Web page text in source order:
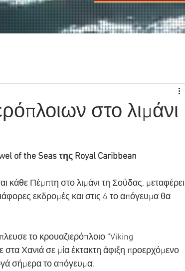
στο λιμάνι
of the Seas της Royal Caribbean
κάθε Πέμπτη στο λιμάνι τη Σούδας, μεταφέρει
εκδρομές και στις 6 το απόγευμα θα
το κρουαζιερόπλοιο “Viking
στα Χανιά σε μία έκτακτη άφιξη προερχόμενο
σήμερα το απόγευμα.